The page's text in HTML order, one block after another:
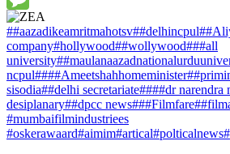
Message
##aazadikeamritmahotsv##delhincpul
company#hollywood##wollywood###all
ncpul##
sisodia##delhi secretariate####dr narendra
desiplanary##dpcc news#
#mumbaifilmindustriees
#oskerawaard